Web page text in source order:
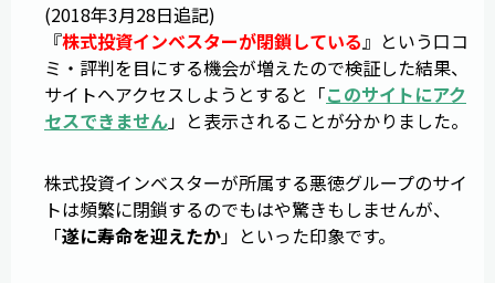
(2018年3月28日追記)
『株式投資インベスターが閉鎖している』という口コ
ミ・評判を目にする機会が増えたので検証した結果、
サイトへアクセスしようとすると「このサイトにアク
セスできません」と表示されることが分かりました。
株式投資インベスターが所属する悪徳グループのサイ
トは頻繁に閉鎖するのでもはや驚きもしませんが、
「遂に寿命を迎えたか」といった印象です。